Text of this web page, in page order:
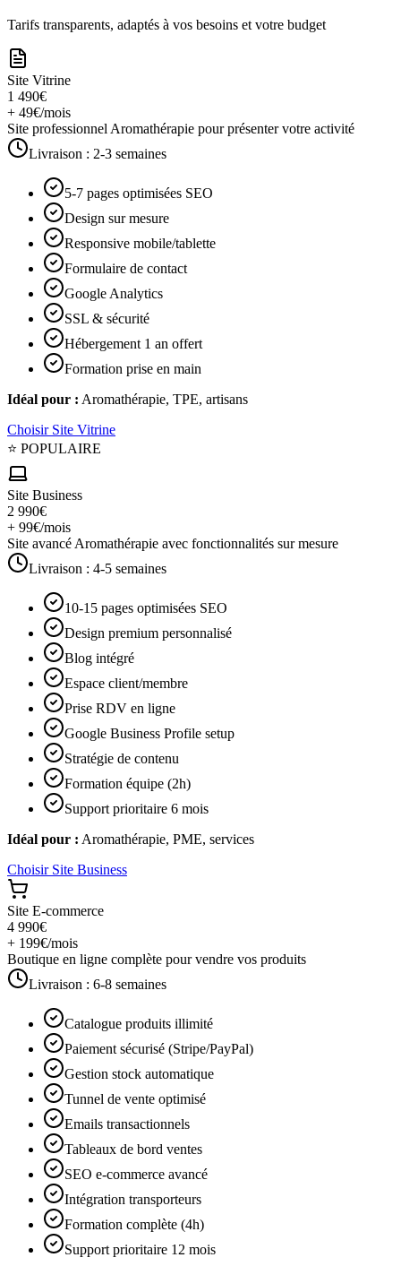
Tarifs transparents, adaptés à vos besoins et votre budget
Site Vitrine
1 490€
+ 49€/mois
Site professionnel Aromathérapie pour présenter votre activité
Livraison : 2-3 semaines
5-7 pages optimisées SEO
Design sur mesure
Responsive mobile/tablette
Formulaire de contact
Google Analytics
SSL & sécurité
Hébergement 1 an offert
Formation prise en main
Idéal pour : Aromathérapie, TPE, artisans
Choisir Site Vitrine
⭐ POPULAIRE
Site Business
2 990€
+ 99€/mois
Site avancé Aromathérapie avec fonctionnalités sur mesure
Livraison : 4-5 semaines
10-15 pages optimisées SEO
Design premium personnalisé
Blog intégré
Espace client/membre
Prise RDV en ligne
Google Business Profile setup
Stratégie de contenu
Formation équipe (2h)
Support prioritaire 6 mois
Idéal pour : Aromathérapie, PME, services
Choisir Site Business
Site E-commerce
4 990€
+ 199€/mois
Boutique en ligne complète pour vendre vos produits
Livraison : 6-8 semaines
Catalogue produits illimité
Paiement sécurisé (Stripe/PayPal)
Gestion stock automatique
Tunnel de vente optimisé
Emails transactionnels
Tableaux de bord ventes
SEO e-commerce avancé
Intégration transporteurs
Formation complète (4h)
Support prioritaire 12 mois